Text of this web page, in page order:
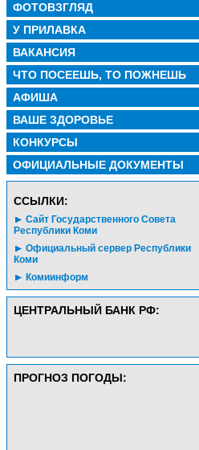
ФОТОВЗГЛЯД
У ПРИЛАВКА
ВАКАНСИЯ
ЧТО ПОСЕЕШЬ, ТО ПОЖНЕШЬ
АФИША
ВАШЕ ЗДОРОВЬЕ
КОНКУРСЫ
ОФИЦИАЛЬНЫЕ ДОКУМЕНТЫ
CСЫЛКИ:
Сайт Государственного Совета
Республики Коми
Официальный сервер Республики
Коми
Комиинформ
ЦЕНТРАЛЬНЫЙ БАНК РФ:
ПРОГНОЗ ПОГОДЫ: